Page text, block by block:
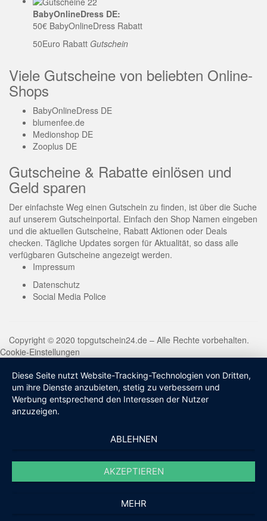
BabyOnlineDress DE:
50€ BabyOnlineDress Rabatt
50Euro Rabatt Gutschein
Viele Gutscheine von beliebten Online-
Shops
BabyOnlineDress DE
blumenfee.de
Medionshop DE
Zooplus DE
Gutscheine & Rabatte einlösen und
Geld sparen
Der einfachste Weg einen Gutschein zu finden, ist über die Suche
auf unserem Gutscheinportal. Einfach den Shop Namen eingeben
und die aktuellen Gutscheine, Rabatt Aktionen oder Deals
checken. Tägliche Updates sorgen für Aktualität, so dass alle
verfügbaren Gutscheine angezeigt werden.
Impressum
Datenschutz
Social Media Police
Copyright © 2020 topgutschein24.de – Alle Rechte vorbehalten.
Cookie-Einstellungen
Diese Seite nutzt Website-Tracking-Technologien von Dritten,
um ihre Dienste anzubieten, stetig zu verbessern und
Werbung entsprechend den Interessen der Nutzer
anzuzeigen.
ABLEHNEN
AKZEPTIEREN
MEHR